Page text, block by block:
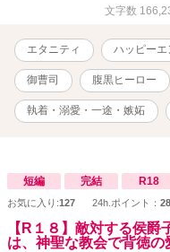
業名、施設・地域名、登場
定していません) ※著者既作
独占欲全開で愛と快楽に溺
「【R18】音のない夜に」
が、もちろんこちら単体の
存知の方はくすっとしてい
だけの性癖を詰め込んだ三
文字数
エタニティ ハッピーエ
御曹司 腹黒ヒーロー
執着・溺愛・一途・嫉妬
短編 完結 R18
お気に入り:127 24h.ポイント： 28
【R１８】敵対する侯
は、神聖な教会で背徳